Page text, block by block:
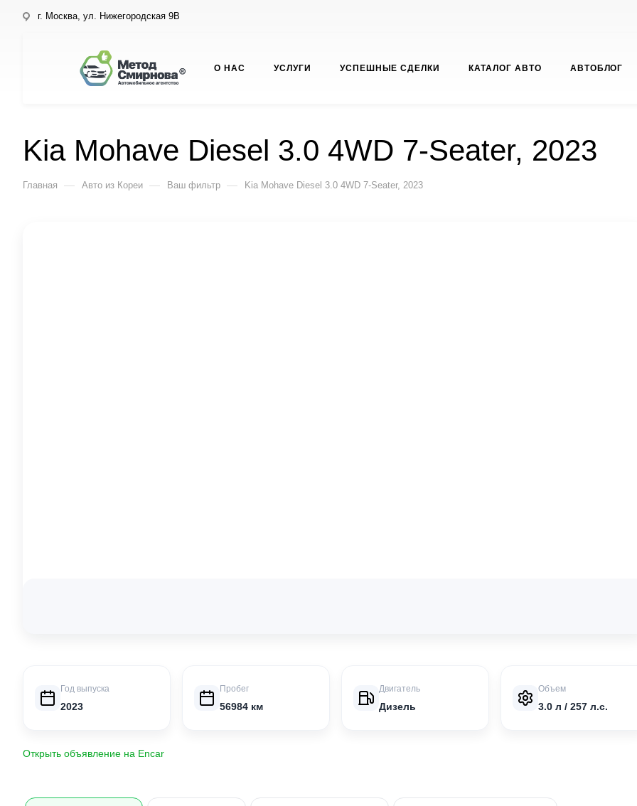
г. Москва, ул. Нижегородская 9В
О НАС УСЛУГИ УСПЕШНЫЕ СДЕЛКИ КАТАЛОГ АВТО АВТОБЛОГ
Kia Mohave Diesel 3.0 4WD 7-Seater, 2023
Главная — Авто из Кореи — Ваш фильтр — Kia Mohave Diesel 3.0 4WD 7-Seater, 2023
Год выпуска
2023
Пробег
56984 км
Двигатель
Дизель
Объем
3.0 л / 257 л.с.
Открыть объявление на Encar